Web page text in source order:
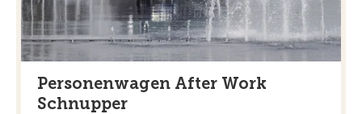
Personenwagen After Work
Schnupper